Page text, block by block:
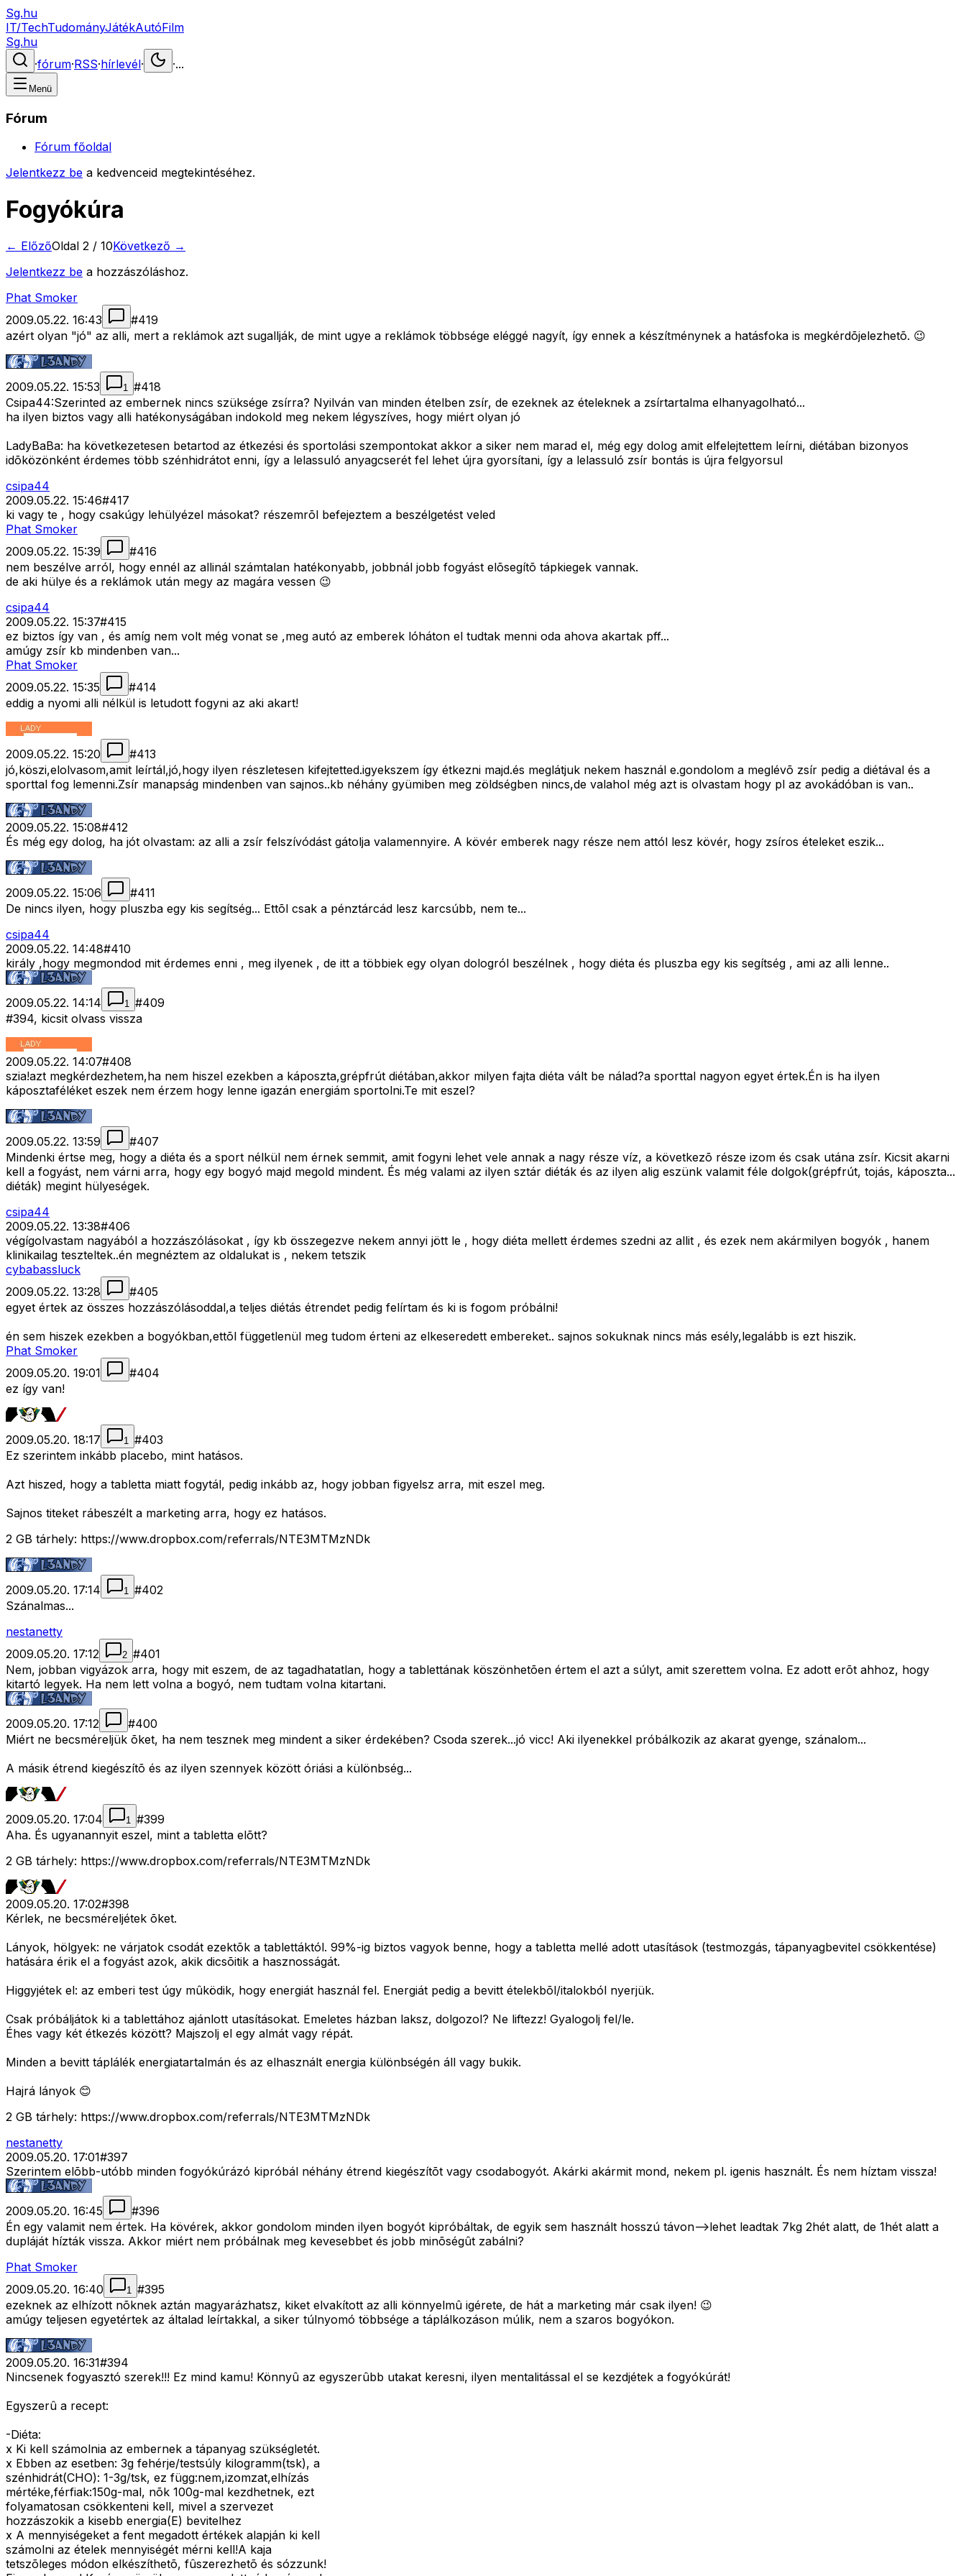
Sg.hu
IT/TechTudományJátékAutóFilm
Sg.hu
·fórum·RSS·hírlevél· ·...
Menü
Fórum
Fórum főoldal
Jelentkezz be a kedvenceid megtekintéséhez.
Fogyókúra
← ElőzőOldal 2 / 10Következő →
Jelentkezz be a hozzászóláshoz.
Phat Smoker
2009.05.22. 16:43
#419
azért olyan "jó" az alli, mert a reklámok azt sugallják, de mint ugye a reklámok többsége eléggé nagyít, így ennek a készítménynek a hatásfoka is megkérdõjelezhetõ. 😉
2009.05.22. 15:53 1 #418
Csipa44:Szerinted az embernek nincs szüksége zsírra? Nyilván van minden ételben zsír, de ezeknek az ételeknek a zsírtartalma elhanyagolható...
ha ilyen biztos vagy alli hatékonyságában indokold meg nekem légyszíves, hogy miért olyan jó
LadyBaBa: ha következetesen betartod az étkezési és sportolási szempontokat akkor a siker nem marad el, még egy dolog amit elfelejtettem leírni, diétában bizonyos
idõközönként érdemes több szénhidrátot enni, így a lelassuló anyagcserét fel lehet újra gyorsítani, így a lelassuló zsír bontás is újra felgyorsul
csipa44
2009.05.22. 15:46#417
ki vagy te , hogy csakúgy lehülyézel másokat? részemrõl befejeztem a beszélgetést veled
Phat Smoker
2009.05.22. 15:39
#416
nem beszélve arról, hogy ennél az allinál számtalan hatékonyabb, jobbnál jobb fogyást elõsegítõ tápkiegek vannak.
de aki hülye és a reklámok után megy az magára vessen 😉
csipa44
2009.05.22. 15:37#415
ez biztos így van , és amíg nem volt még vonat se ,meg autó az emberek lóháton el tudtak menni oda ahova akartak pff...
amúgy zsír kb mindenben van...
Phat Smoker
2009.05.22. 15:35
#414
eddig a nyomi alli nélkül is letudott fogyni az aki akart!
2009.05.22. 15:20 #413
jó,köszi,elolvasom,amit leírtál,jó,hogy ilyen részletesen kifejtetted.igyekszem így étkezni majd.és meglátjuk nekem használ e.gondolom a meglévõ zsír pedig a diétával és a
sporttal fog lemenni.Zsír manapság mindenben van sajnos..kb néhány gyümiben meg zöldségben nincs,de valahol még azt is olvastam hogy pl az avokádóban is van..
2009.05.22. 15:08#412
És még egy dolog, ha jót olvastam: az alli a zsír felszívódást gátolja valamennyire. A kövér emberek nagy része nem attól lesz kövér, hogy zsíros ételeket eszik...
2009.05.22. 15:06 #411
De nincs ilyen, hogy pluszba egy kis segítség... Ettõl csak a pénztárcád lesz karcsúbb, nem te...
csipa44
2009.05.22. 14:48#410
király ,hogy megmondod mit érdemes enni , meg ilyenek , de itt a többiek egy olyan dologról beszélnek , hogy diéta és pluszba egy kis segítség , ami az alli lenne..
2009.05.22. 14:14 1 #409
#394, kicsit olvass vissza
2009.05.22. 14:07#408
szia!azt megkérdezhetem,ha nem hiszel ezekben a káposzta,grépfrút diétában,akkor milyen fajta diéta vált be nálad?a sporttal nagyon egyet értek.Én is ha ilyen
káposztaféléket eszek nem érzem hogy lenne igazán energiám sportolni.Te mit eszel?
2009.05.22. 13:59 #407
Mindenki értse meg, hogy a diéta és a sport nélkül nem érnek semmit, amit fogyni lehet vele annak a nagy része víz, a következõ része izom és csak utána zsír. Kicsit akarni
kell a fogyást, nem várni arra, hogy egy bogyó majd megold mindent. És még valami az ilyen sztár diéták és az ilyen alig eszünk valamit féle dolgok(grépfrút, tojás, káposzta...
diéták) megint hülyeségek.
csipa44
2009.05.22. 13:38#406
végígolvastam nagyából a hozzászólásokat , így kb összegezve nekem annyi jött le , hogy diéta mellett érdemes szedni az allit , és ezek nem akármilyen bogyók , hanem
klinikailag teszteltek..én megnéztem az oldalukat is , nekem tetszik
cybabassluck
2009.05.22. 13:28
#405
egyet értek az összes hozzászólásoddal,a teljes diétás étrendet pedig felírtam és ki is fogom próbálni!
én sem hiszek ezekben a bogyókban,ettõl függetlenül meg tudom érteni az elkeseredett embereket.. sajnos sokuknak nincs más esély,legalább is ezt hiszik.
Phat Smoker
2009.05.20. 19:01
#404
ez így van!
2009.05.20. 18:17 1 #403
Ez szerintem inkább placebo, mint hatásos.
Azt hiszed, hogy a tabletta miatt fogytál, pedig inkább az, hogy jobban figyelsz arra, mit eszel meg.
Sajnos titeket rábeszélt a marketing arra, hogy ez hatásos.
2 GB tárhely: https://www.dropbox.com/referrals/NTE3MTMzNDk
2009.05.20. 17:14 1 #402
Szánalmas...
nestanetty
2009.05.20. 17:12
2 #401
Nem, jobban vigyázok arra, hogy mit eszem, de az tagadhatatlan, hogy a tablettának köszönhetõen értem el azt a súlyt, amit szerettem volna. Ez adott erõt ahhoz, hogy
kitartó legyek. Ha nem lett volna a bogyó, nem tudtam volna kitartani.
2009.05.20. 17:12 #400
Miért ne becsméreljük õket, ha nem tesznek meg mindent a siker érdekében? Csoda szerek...jó vicc! Aki ilyenekkel próbálkozik az akarat gyenge, szánalom...
A másik étrend kiegészítõ és az ilyen szennyek között óriási a különbség...
2009.05.20. 17:04 1 #399
Aha. És ugyanannyit eszel, mint a tabletta elõtt?
2 GB tárhely: https://www.dropbox.com/referrals/NTE3MTMzNDk
2009.05.20. 17:02#398
Kérlek, ne becsméreljétek õket.
Lányok, hölgyek: ne várjatok csodát ezektõk a tablettáktól. 99%-ig biztos vagyok benne, hogy a tabletta mellé adott utasítások (testmozgás, tápanyagbevitel csökkentése)
hatására érik el a fogyást azok, akik dicsõitik a hasznosságát.
Higgyjétek el: az emberi test úgy mûködik, hogy energiát használ fel. Energiát pedig a bevitt ételekbõl/italokból nyerjük.
Csak próbáljátok ki a tablettához ajánlott utasításokat. Emeletes házban laksz, dolgozol? Ne liftezz! Gyalogolj fel/le.
Éhes vagy két étkezés között? Majszolj el egy almát vagy répát.
Minden a bevitt táplálék energiatartalmán és az elhasznált energia különbségén áll vagy bukik.
Hajrá lányok 😊
2 GB tárhely: https://www.dropbox.com/referrals/NTE3MTMzNDk
nestanetty
2009.05.20. 17:01#397
Szerintem elõbb-utóbb minden fogyókúrázó kipróbál néhány étrend kiegészítõt vagy csodabogyót. Akárki akármit mond, nekem pl. igenis használt. És nem híztam vissza!
2009.05.20. 16:45 #396
Én egy valamit nem értek. Ha kövérek, akkor gondolom minden ilyen bogyót kipróbáltak, de egyik sem használt hosszú távon-->lehet leadtak 7kg 2hét alatt, de 1hét alatt a
dupláját hízták vissza. Akkor miért nem próbálnak meg kevesebbet és jobb minõségût zabálni?
Phat Smoker
2009.05.20. 16:40
1 #395
ezeknek az elhízott nõknek aztán magyarázhatsz, kiket elvakított az alli könnyelmû igérete, de hát a marketing már csak ilyen! 😉
amúgy teljesen egyetértek az általad leírtakkal, a siker túlnyomó többsége a táplálkozáson múlik, nem a szaros bogyókon.
2009.05.20. 16:31#394
Nincsenek fogyasztó szerek!!! Ez mind kamu! Könnyû az egyszerûbb utakat keresni, ilyen mentalitással el se kezdjétek a fogyókúrát!
Egyszerû a recept:
-Diéta:
x Ki kell számolnia az embernek a tápanyag szükségletét.
x Ebben az esetben: 3g fehérje/testsúly kilogramm(tsk), a
szénhidrát(CHO): 1-3g/tsk, ez függ:nem,izomzat,elhízás
mértéke,férfiak:150g-mal, nõk 100g-mal kezdhetnek, ezt
folyamatosan csökkenteni kell, mivel a szervezet
hozzászokik a kisebb energia(E) bevitelhez
x A mennyiségeket a fent megadott értékek alapján ki kell
számolni az ételek mennyiségét mérni kell!A kaja
tetszõleges módon elkészíthetõ, fûszerezhetõ és sózzunk!